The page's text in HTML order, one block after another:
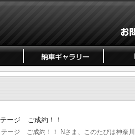
ージ ご成約！！
テージ ご成約！！ Nさま、このたびは神奈